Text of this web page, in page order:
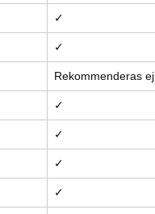
✓
✓
Rekommenderas ej
✓
✓
✓
✓